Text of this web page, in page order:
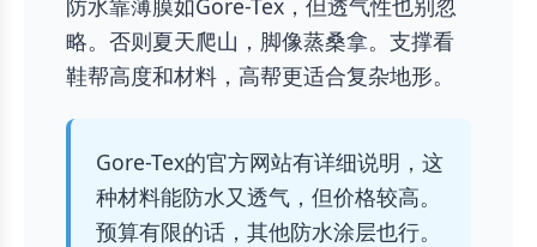
防水靠薄膜如Gore-Tex，但透气性也别忽
略。否则夏天爬山，脚像蒸桑拿。支撑看
鞋帮高度和材料，高帮更适合复杂地形。
Gore-Tex的官方网站有详细说明，这
种材料能防水又透气，但价格较高。
预算有限的话，其他防水涂层也行。